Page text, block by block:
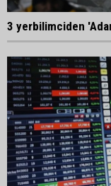
3 yerbilimciden